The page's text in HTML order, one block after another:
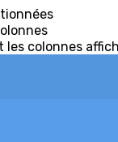
les colonnes